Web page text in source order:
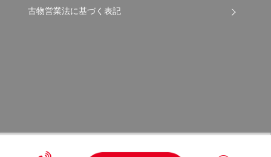
古物営業法に基づく表記